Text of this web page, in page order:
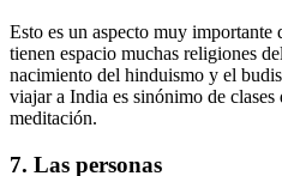
Esto es un aspecto muy
tienen espacio muchas religiones
nacimiento del hinduismo y el
viajar a India es sinónimo de
meditación.
7. Las personas